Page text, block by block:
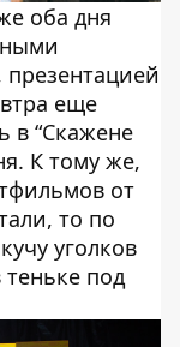
оба дня
еще
в “Скажене
К тому же,
от
то по
уголков
под